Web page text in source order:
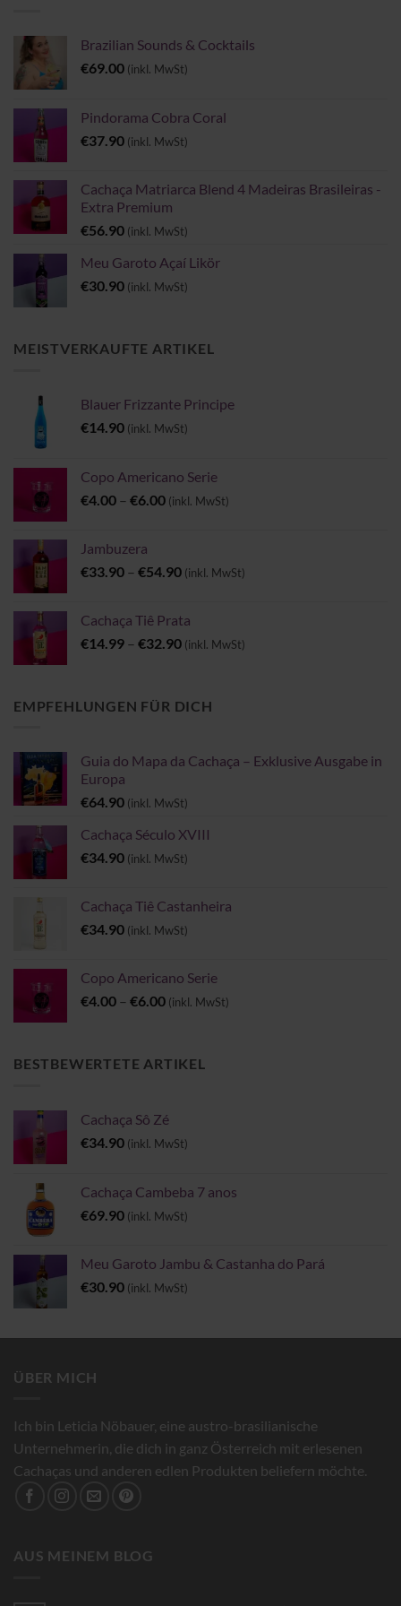
Brazilian Sounds & Cocktails
€69.00 (inkl. MwSt)
Pindorama Cobra Coral
€37.90 (inkl. MwSt)
Cachaça Matriarca Blend 4 Madeiras Brasileiras -
Extra Premium
€56.90 (inkl. MwSt)
Meu Garoto Açaí Likör
€30.90 (inkl. MwSt)
MEISTVERKAUFTE ARTIKEL
Blauer Frizzante Principe
€14.90 (inkl. MwSt)
Copo Americano Serie
€4.00 – €6.00Preisspanne:
(inkl. MwSt)
Jambuzera
€33.90 – €54.90Preisspanne:
€54.90
(inkl. MwSt)
Cachaça Tiê Prata
€14.99 – €32.90Preisspanne:
€32.90
(inkl. MwSt)
EMPFEHLUNGEN FÜR DICH
Guia do Mapa da Cachaça – Exklusive Ausgabe in
Europa
€64.90 (inkl. MwSt)
Cachaça Século XVIII
€34.90 (inkl. MwSt)
Cachaça Tiê Castanheira
€34.90 (inkl. MwSt)
Copo Americano Serie
€4.00 – €6.00Preisspanne:
€6.00
(inkl. MwSt)
BESTBEWERTETE ARTIKEL
Cachaça Sô Zé
€34.90 (inkl. MwSt)
Cachaça Cambeba 7 anos
€69.90 (inkl. MwSt)
Meu Garoto Jambu & Castanha do Pará
€30.90 (inkl. MwSt)
ÜBER MICH
Ich bin Leticia Nöbauer, eine austro-brasilianische
Unternehmerin, die dich in ganz Österreich mit erlesenen
Cachaças und anderen edlen Produkten beliefern möchte.
AUS MEINEM BLOG